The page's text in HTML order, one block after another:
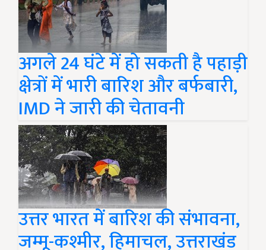
अगले 24 घंटे में हो सकती है पहाड़ी
क्षेत्रों में भारी बारिश और बर्फबारी,
IMD ने जारी की चेतावनी
उत्तर भारत में बारिश की संभावना,
जम्मू-कश्मीर, हिमाचल, उत्तराखंड